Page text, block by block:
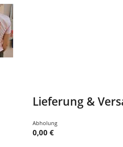
Lieferung &
Abholung
0,00 €